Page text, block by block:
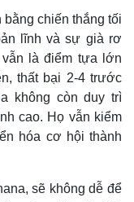
cách đá này.
chiến thắng tối
lĩnh và sự già rơ
vẫn là điểm tựa lớn
thất bại 2-4 trước
không còn duy trì
cao. Họ vẫn kiểm
hóa cơ hội thành